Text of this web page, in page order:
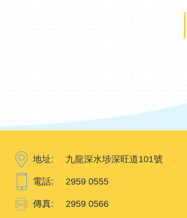
地址: 九龍深水埗深旺道101號
電話: 2959 0555
傳真: 2959 0566